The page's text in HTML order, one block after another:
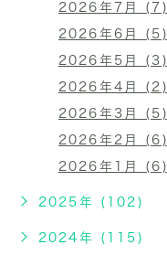
2026年7月 (7)
2026年6月 (5)
2026年5月 (3)
2026年4月 (2)
2026年3月 (5)
2026年2月 (6)
2026年1月 (6)
2025年 (102)
2024年 (115)